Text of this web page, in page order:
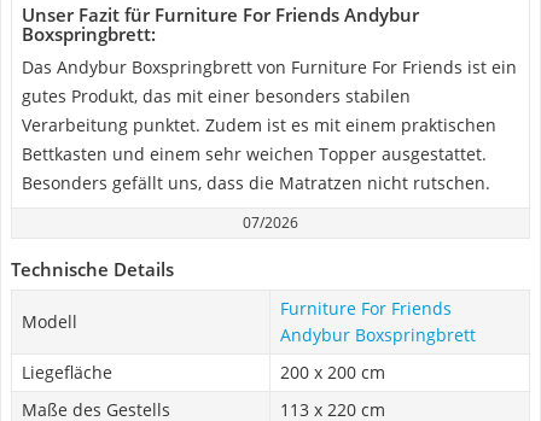
Unser Fazit für Furniture For Friends Andybur
Boxspringbrett:
Das Andybur Boxspringbrett von Furniture For Friends ist ein
gutes Produkt, das mit einer besonders stabilen
Verarbeitung punktet. Zudem ist es mit einem praktischen
Bettkasten und einem sehr weichen Topper ausgestattet.
Besonders gefällt uns, dass die Matratzen nicht rutschen.
07/2026
Technische Details
Modell
Furniture For Friends
Andybur Boxspringbrett
Liegefläche
200 x 200 cm
Maße des Gestells
113 x 220 cm